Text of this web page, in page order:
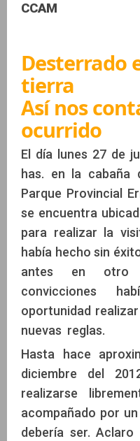
CCAM
Desterrado
tierra
Así nos
ocurrido
El día lunes 27 de
has. en la cabaña
Parque Provincial
se encuentra
para realizar la
había hecho sin
antes en otro
convicciones
oportunidad
nuevas reglas.
Hasta hace
diciembre del
realizarse
acompañado por
debería ser.